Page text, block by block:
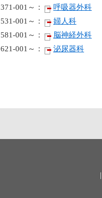
371-001～：
呼吸器外科
531-001～：
婦人科
581-001～：
脳神経外科
621-001～：
泌尿器科